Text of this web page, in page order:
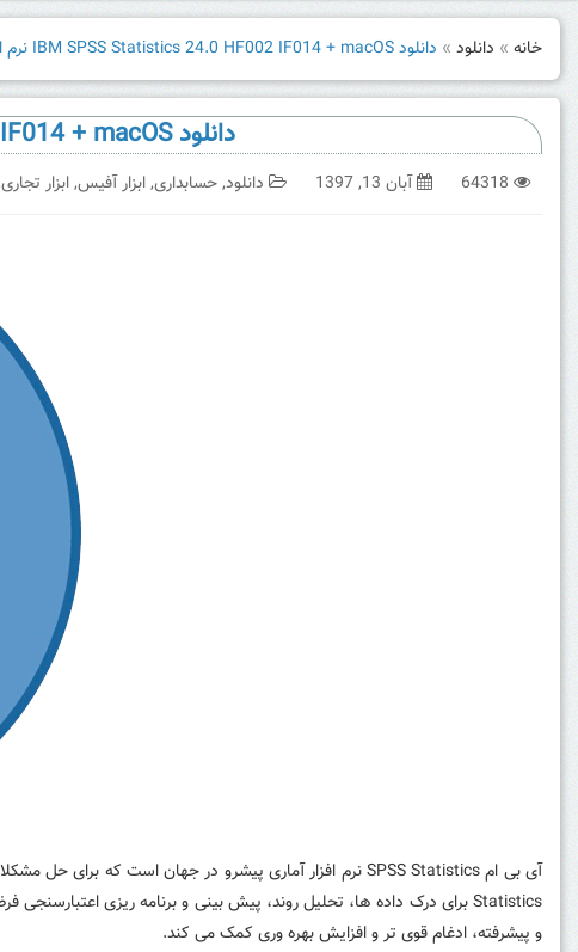
خانه » دانلود » دانلود IBM SPSS Statistics 24.0 HF002 IF014 + macOS نرم افزار تحلیل داده های آماری
دانلود IBM SPSS Statistics 24.0 HF002 IF014 + macOS نرم افزار تحلیل داده های آماری
64318 آبان 13, 1397 دانلود,حسابداری,ابزار آفیس,ابزار تجاری
و پیشرفته، ادغام قوی تر و افزایش بهره وری کمک می کند.